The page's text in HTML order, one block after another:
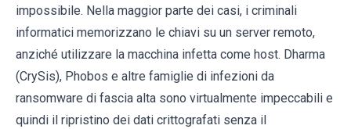
impossibile. Nella maggior parte dei casi, i criminali
informatici memorizzano le chiavi su un server remoto,
anziché utilizzare la macchina infetta come host. Dharma
(CrySis), Phobos e altre famiglie di infezioni da
ransomware di fascia alta sono virtualmente impeccabili e
quindi il ripristino dei dati crittografati senza il